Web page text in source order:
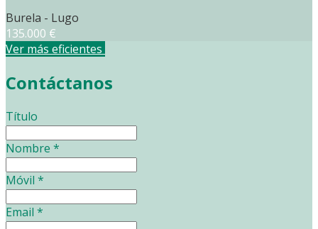
Burela - Lugo
135.000 €
Ver más eficientes
Contáctanos
Título
Nombre *
Móvil *
Email *